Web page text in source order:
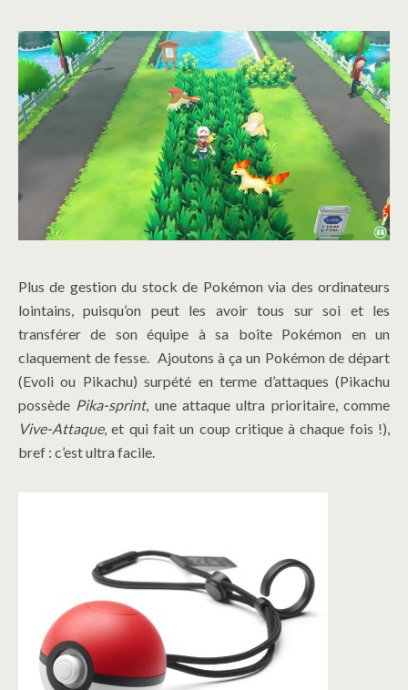
Plus de gestion du stock de Pokémon via des ordinateurs
lointains, puisqu’on peut les avoir tous sur soi et les
transférer de son équipe à sa boîte Pokémon en un
claquement de fesse. Ajoutons à ça un Pokémon de départ
(Evoli ou Pikachu) surpété en terme d’attaques (Pikachu
possède Pika-sprint, une attaque ultra prioritaire, comme
Vive-Attaque, et qui fait un coup critique à chaque fois !),
bref : c’est ultra facile.